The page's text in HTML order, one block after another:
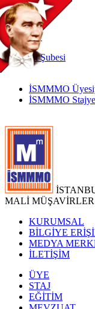
TR
|
EN
İnternetŞubesi
İSMMMO
İSMMMO
MALİ
KURUMSAL
BİLGİYE
MEDYA
İLETİŞİM
ÜYE
STAJ
EĞİTİM